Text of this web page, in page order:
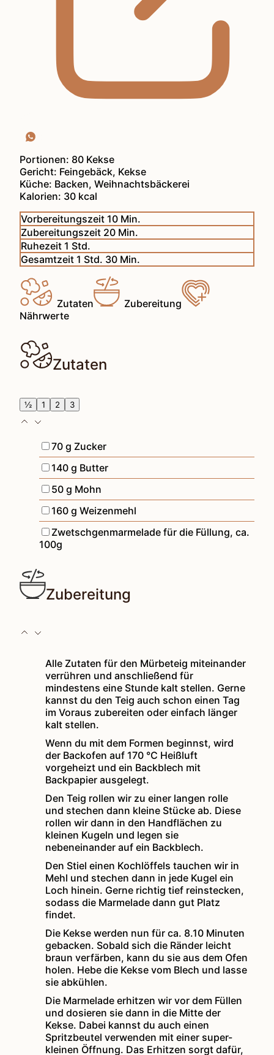
Portionen: 80 Kekse
Gericht: Feingebäck, Kekse
Küche: Backen, Weihnachtsbäckerei
Kalorien: 30 kcal
Vorbereitungszeit 10Minuten
Min.
Zubereitungszeit 20Minuten
Min.
Ruhezeit 1 Stunde
Std.
Gesamtzeit 1 Stunde
Std. 30Minuten
Min.
Zutaten
Zubereitung
Nährwerte
Zutaten
½ 1 2 3
▢
70 g Zucker
▢
140 g Butter
▢
50 g Mohn
▢
160 g Weizenmehl
▢
Zwetschgenmarmelade für die Füllung,ca.
100g
Zubereitung
Alle Zutaten für den Mürbeteig miteinander
verrühren und anschließend für
mindestens eine Stunde kalt stellen. Gerne
kannst du den Teig auch schon einen Tag
im Voraus zubereiten oder einfach länger
kalt stellen.
Wenn du mit dem Formen beginnst, wird
der Backofen auf 170 °C Heißluft
vorgeheizt und ein Backblech mit
Backpapier ausgelegt.
Den Teig rollen wir zu einer langen rolle
und stechen dann kleine Stücke ab. Diese
rollen wir dann in den Handflächen zu
kleinen Kugeln und legen sie
nebeneinander auf ein Backblech.
Den Stiel einen Kochlöffels tauchen wir in
Mehl und stechen dann in jede Kugel ein
Loch hinein. Gerne richtig tief reinstecken,
sodass die Marmelade dann gut Platz
findet.
Die Kekse werden nun für ca. 8.10 Minuten
gebacken. Sobald sich die Ränder leicht
braun verfärben, kann du sie aus dem Ofen
holen. Hebe die Kekse vom Blech und lasse
sie abkühlen.
Die Marmelade erhitzen wir vor dem Füllen
und dosieren sie dann in die Mitte der
Kekse. Dabei kannst du auch einen
Spritzbeutel verwenden mit einer super-
kleinen Öffnung. Das Erhitzen sorgt dafür,